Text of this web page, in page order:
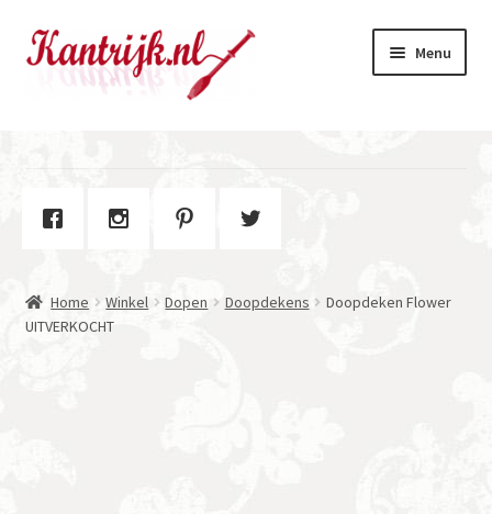
Ga
door
Ga
naar
Menu
Contact
Home Winkel Dopen Doopdekens
Doopdeken Flower
UITVERKOCHT